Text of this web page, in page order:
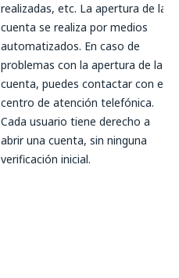
realizadas, etc. La apertura de la
cuenta se realiza por medios
automatizados. En caso de
problemas con la apertura de la
cuenta, puedes contactar con el
centro de atención telefónica.
Cada usuario tiene derecho a
abrir una cuenta, sin ninguna
verificación inicial.